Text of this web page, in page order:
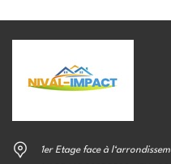
1er Etage face à